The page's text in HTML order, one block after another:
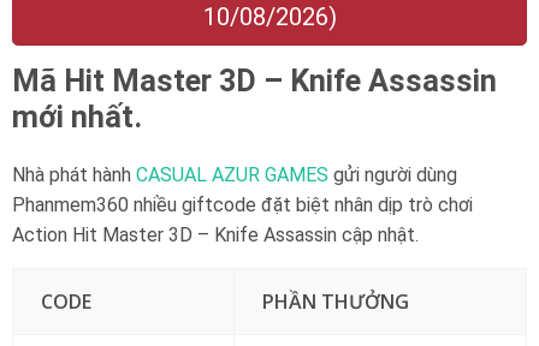
10/08/2026)
Mã Hit Master 3D – Knife Assassin
mới nhất.
Nhà phát hành CASUAL AZUR GAMES gửi người dùng
Phanmem360 nhiều giftcode đặt biệt nhân dịp trò chơi
Action Hit Master 3D – Knife Assassin cập nhật.
CODE PHẦN THƯỞNG